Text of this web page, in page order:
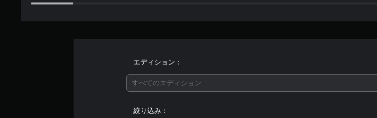
エディション：
すべてのエディション
絞り込み：